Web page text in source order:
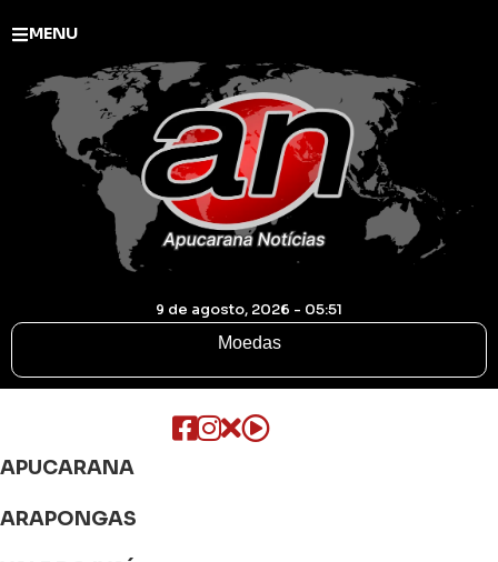
MENU
9 de agosto, 2026 - 05:51
Moedas
APUCARANA
ARAPONGAS